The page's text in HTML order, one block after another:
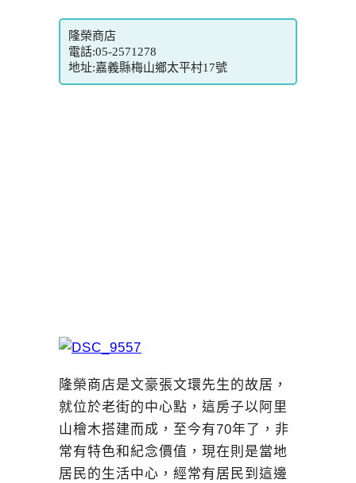
隆榮商店
電話:05-2571278
地址:嘉義縣梅山鄉太平村17號
隆榮商店是文豪張文環先生的故居，
就位於老街的中心點，這房子以阿里
山檜木搭建而成，至今有70年了，非
常有特色和紀念價值，現在則是當地
居民的生活中心，經常有居民到這邊